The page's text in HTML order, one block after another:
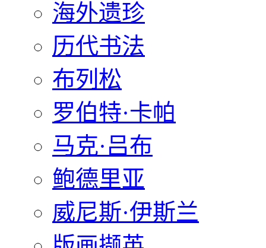
海外遗珍
历代书法
布列松
罗伯特·卡帕
马克·吕布
鲍德里亚
威尼斯·伊斯兰